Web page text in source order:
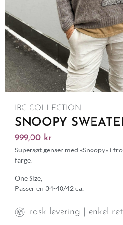
IBC COLLECTION
SNOOPY
999,00 kr
Supersøt genser med «Snoopy» i
farge.
One Size,
Passer en 34-40/42 ca.
rask levering | enkel